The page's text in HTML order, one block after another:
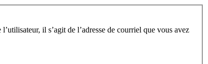
il s’agit de l’adresse de courriel que vous avez